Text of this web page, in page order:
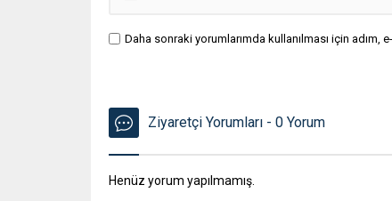
Daha sonraki yorumlarımda kullanılması için
Ziyaretçi Yorumları - 0 Yorum
Henüz yorum yapılmamış.